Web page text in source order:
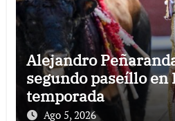
Alejandro
segundo paseíllo en
temporada
Ago 5, 2026